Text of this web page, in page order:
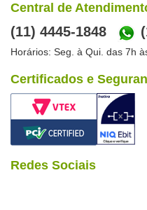
Central de
(11) 4445-1848
Horários: Seg. à Qui. das 7h
Certificados e
Redes Sociais